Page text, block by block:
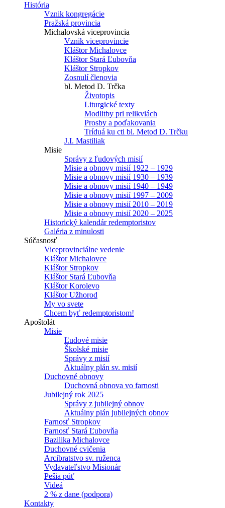
História
Vznik kongregácie
Pražská provincia
Michalovská viceprovincia
Vznik viceprovincie
Kláštor Michalovce
Kláštor Stará Ľubovňa
Kláštor Stropkov
Zosnulí členovia
bl. Metod D. Trčka
Životopis
Liturgické texty
Modlitby pri relikviách
Prosby a poďakovania
Tríduá ku cti bl. Metod D. Trčku
J.I. Mastiliak
Misie
Správy z ľudových misií
Misie a obnovy misií 1922 – 1929
Misie a obnovy misií 1930 – 1939
Misie a obnovy misií 1940 – 1949
Misie a obnovy misií 1997 – 2009
Misie a obnovy misií 2010 – 2019
Misie a obnovy misií 2020 – 2025
Historický kalendár redemptoristov
Galéria z minulosti
Súčasnosť
Viceprovinciálne vedenie
Kláštor Michalovce
Kláštor Stropkov
Kláštor Stará Ľubovňa
Kláštor Korolevo
Kláštor Užhorod
My vo svete
Chcem byť redemptoristom!
Apoštolát
Misie
Ľudové misie
Školské misie
Správy z misií
Aktuálny plán sv. misií
Duchovné obnovy
Duchovná obnova vo farnosti
Jubilejný rok 2025
Správy z jubilejný obnov
Aktuálny plán jubilejných obnov
Farnosť Stropkov
Farnosť Stará Ľubovňa
Bazilika Michalovce
Duchovné cvičenia
Arcibratstvo sv. ruženca
Vydavateľstvo Misionár
Pešia púť
Videá
2 % z dane (podpora)
Kontakty